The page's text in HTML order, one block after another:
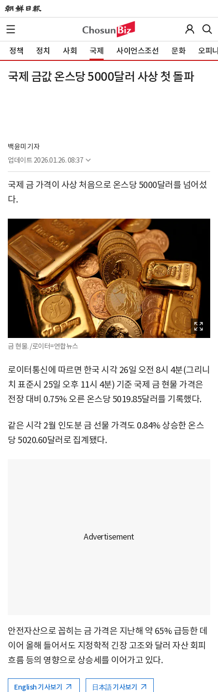
정책 정치 사회 국제 사이언스조선 문화 오피
국제 금값 온스당 5000달러 사상 첫 돌파
백윤미 기자
업데이트 2026.01.26. 08:37
국제 금 가격이 사상 처음으로 온스당 5000달러를 넘어섰
다.
금 현물. /로이터=연합뉴스
로이터통신에 따르면 한국 시각 26일 오전 8시 4분(그리니
치 표준시 25일 오후 11시 4분) 기준 국제 금 현물 가격은
전장 대비 0.75% 오른 온스당 5019.85달러를 기록했다.
같은 시각 2월 인도분 금 선물 가격도 0.84% 상승한 온스
당 5020.60달러로 집계됐다.
안전자산으로 꼽히는 금 가격은 지난해 약 65% 급등한 데
이어 올해 들어서도 지정학적 긴장 고조와 달러 자산 회피
흐름 등의 영향으로 상승세를 이어가고 있다.
English 기사보기 日本語 기사보기